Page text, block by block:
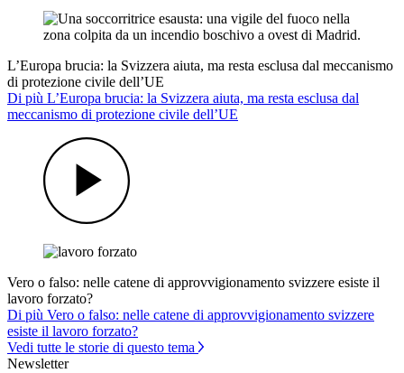
L’Europa brucia: la Svizzera aiuta, ma resta esclusa dal meccanismo
di protezione civile dell’UE
Di più L’Europa brucia: la Svizzera aiuta, ma resta esclusa dal
meccanismo di protezione civile dell’UE
Vero o falso: nelle catene di approvvigionamento svizzere esiste il
lavoro forzato?
Di più Vero o falso: nelle catene di approvvigionamento svizzere
esiste il lavoro forzato?
Vedi tutte le storie di questo tema
Newsletter